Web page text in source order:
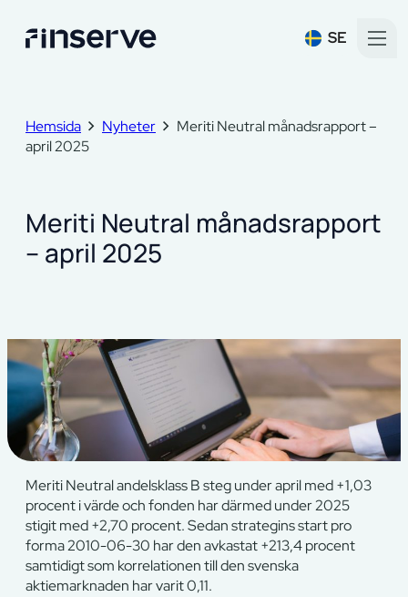
SE
Hemsida Nyheter
Meriti Neutral månadsrapport –
april 2025
Meriti Neutral månadsrapport
– april 2025
Meriti Neutral andelsklass B steg under april med +1,03
procent i värde och fonden har därmed under 2025
stigit med +2,70 procent. Sedan strategins start pro
forma 2010-06-30 har den avkastat +213,4 procent
samtidigt som korrelationen till den svenska
aktiemarknaden har varit 0,11.